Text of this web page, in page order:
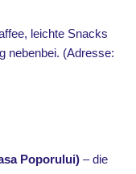
leichte Snacks
nebenbei. (Adresse:
Poporului) – die